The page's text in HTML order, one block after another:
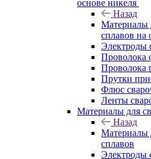
основе никеля
Назад
Материалы
сплавов на
Электроды
Проволока
Проволока
Прутки
Флюс
Ленты
Материалы для
Назад
Материалы
сплавов
Электроды